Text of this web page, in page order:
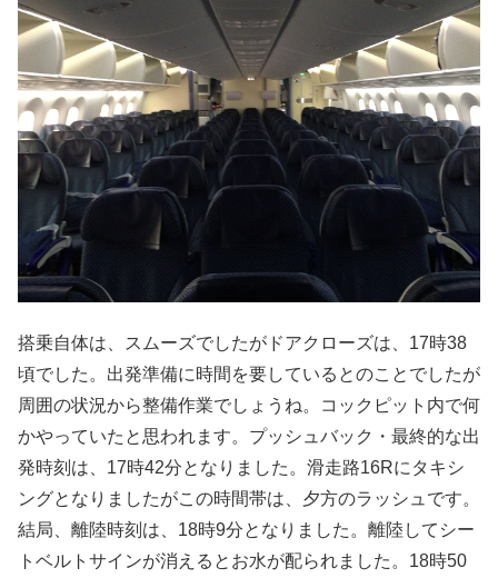
搭乗自体は、スムーズでしたがドアクローズは、17時38
頃でした。出発準備に時間を要しているとのことでしたが
周囲の状況から整備作業でしょうね。コックピット内で何
かやっていたと思われます。プッシュバック・最終的な出
発時刻は、17時42分となりました。滑走路16Rにタキシ
ングとなりましたがこの時間帯は、夕方のラッシュです。
結局、離陸時刻は、18時9分となりました。離陸してシー
トベルトサインが消えるとお水が配られました。18時50